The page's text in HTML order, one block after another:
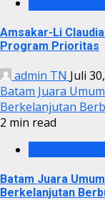
Amsakar-Li
Program Prioritas
admin TN Juli
Batam Juara
Berkelanjutan
2 min read
Batam Juara
Berkelanjutan